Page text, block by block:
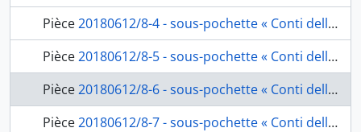
Pièce20180612/8-4 - sous-pochette « Conti della seconda spedizione per le R. Scuole. Formatore Ceci. Id. Malpieri. Falegname. Nr 2 », contenant les folios 146 à 153, factures et quittances du mouleur Leopoldo Malpieri, du menuisier Giuseppe Cassetta, du mouleur Antonio Ceci, à Ingres, fol. 145-154
Pièce20180612/8-5 - sous-pochette « Conti della terza spedizione per le R. Scuole. Formatore. Formatore Torrenti. Pontarolo. Falegname. Nr 3 », contenant les folios 156 à 171, factures et quittances du mouleur Leopoldo Malpieri, du mouleur Camillo Torrenti, du pontarolo Camillo Bianchi, d’Antonio Cassetta, fils, pour le maître-menuisier Giuseppe Cassetta, à Ingres, fol. 155-172
Pièce20180612/8-6 - sous-pochette « Conti della quarta spedizione per le R. Scuole. Falegname. Formatore. Pontarolo. Muratore. Scarpellino. Nr 4 », contenant les folios 174 à 201, factures et quittances, d’Antonio Cassetta, fils, pour le maître-menuisier Giuseppe Cassetta, le mouleur Leopoldo Malpieri, le pontarolo Camillo Bianchi, le maître-maçon Vincenzo Angeletti, le maître tailleur de pierre Giovanni Battista Focardi, à Ingres, fol. 173-202
Pièce20180612/8-7 - sous-pochette « Conti della quinta spedizione per le R. Scuole. Falegname. Formatore. Pontarolo. Nr 5 », contenant les folios 204 à 215, factures et quittances, d’Antonio Cassetta, fils, pour le maître-menuisier Giuseppe Cassetta, le mouleur Leopoldo Malpieri, le pontarolo Camillo Bianchi, à Ingres, fol. 203-216